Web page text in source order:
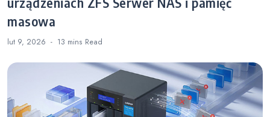
masowa
lut 9, 2026 13 mins Read